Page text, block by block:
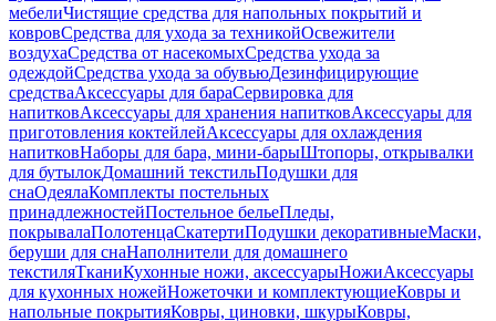
мебелиЧистящие средства для напольных покрытий и
ковровСредства для ухода за техникойОсвежители
воздухаСредства от насекомыхСредства ухода за
одеждойСредства ухода за обувьюДезинфицирующие
средстваАксессуары для бараСервировка для
напитковАксессуары для хранения напитковАксессуары для
приготовления коктейлейАксессуары для охлаждения
напитковНаборы для бара, мини-барыШтопоры, открывалки
для бутылокДомашний текстильПодушки для
снаОдеялаКомплекты постельных
принадлежностейПостельное бельеПледы,
покрывалаПолотенцаСкатертиПодушки декоративныеМаски,
беруши для снаНаполнители для домашнего
текстиляТканиКухонные ножи, аксессуарыНожиАксессуары
для кухонных ножейНожеточки и комплектующиеКовры и
напольные покрытияКовры, циновки, шкурыКовры,